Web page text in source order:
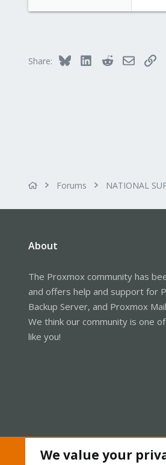
Share: Bluesky LinkedInRedditEmailLink
Forums NATIONAL
About
The Proxmox community has
and offers help and support for
Backup Server, and Proxmox
We think our community is one
like you!
We value your